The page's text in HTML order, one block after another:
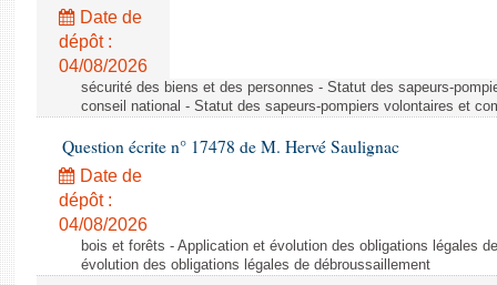
Date de
dépôt :
04/08/2026
sécurité des biens et des personnes - Statut des sapeurs-
conseil national - Statut des sapeurs-pompiers volontaires et
Question écrite n° 17478 de M. Hervé Saulignac
Date de
dépôt :
04/08/2026
bois et forêts - Application et évolution des obligations légales
évolution des obligations légales de débroussaillement